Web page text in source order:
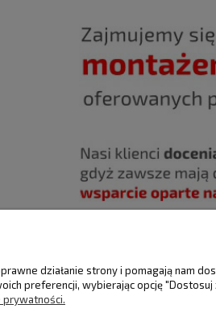
I PŁATNOŚCI MOJE
działanie strony i pomagają nam
preferencji, wybierając opcję "Dostosuj
prywatności.